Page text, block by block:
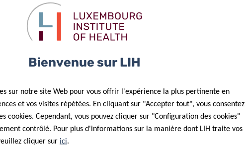
Bienvenue sur LIH
sur notre site Web pour vous offrir l'expérience la plus pertinente en
et vos visites répétées. En cliquant sur "Accepter tout", vous consentez
cookies. Cependant, vous pouvez cliquer sur "Configuration des cookies"
contrôlé. Pour plus d'informations sur la manière dont LIH traite vos
cliquer sur ici.